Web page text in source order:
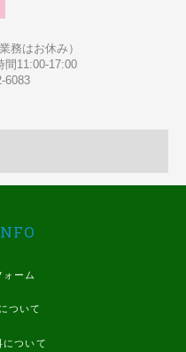
務はお休み）
11:00-17:00
ォーム
ついて
について